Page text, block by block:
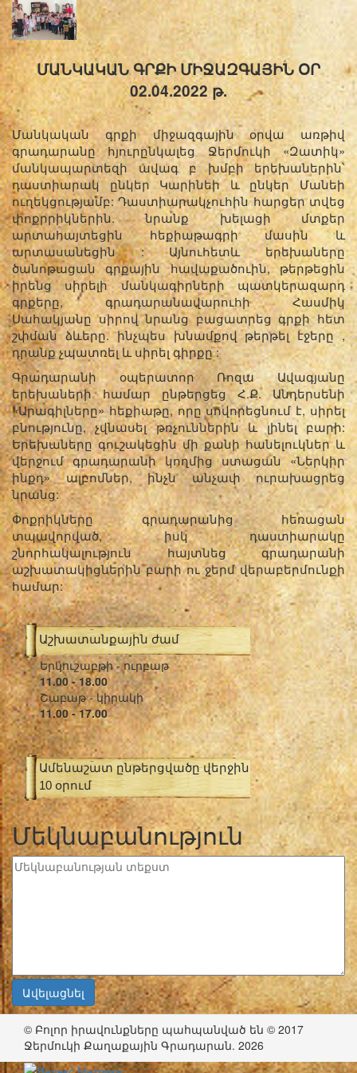
ՄԱՆԿԱԿԱՆ ԳՐՔԻ ՄԻՋԱԶԳԱՅԻՆ ՕՐ
02.04.2022 թ.
Մանկական գրքի միջազգային օրվա առթիվ
գրադարանը հյուրընկալեց Ջերմուկի «Զատիկ»
մանկապարտեզի ավագ բ խմբի երեխաներին՝
դաստիարակ ընկեր Կարինեի և ընկեր Մանեի
ուղեկցությամբ: Դաստիարակչուհին հարցեր տվեց
փոքրրիկներին. նրանք խելացի մտքեր
արտահայտեցին հեքիաթագրի մասին և
արտասանեցին : Այնուհետև երեխաները
ծանոթացան գրքային հավաքածուին, թերթեցին
իրենց սիրելի մանկագիրների պատկերազարդ
գրքերը, գրադարանավարուհի Հասմիկ
Սահակյանը սիրով նրանց բացատրեց գրքի հետ
շփման ձևերը. ինչպես խնամքով թերթել էջերը ,
դրանք չպատռել և սիրել գիրքը :
Գրադարանի օպերատոր Ռոզա Ավագյանը
երեխաների համար ընթերցեց Հ.Ք. Անդերսենի
«Արագիլները» հեքիաթը, որը սովորեցնում է, սիրել
բնությունը, չվնասել թռչուններին և լինել բարի:
Երեխաները գուշակեցին մի քանի հանելուկներ և
վերջում գրադարանի կողմից ստացան «Ներկիր
ինքդ» ալբոմներ, ինչն անչափ ուրախացրեց
նրանց:
Փոքրիկները գրադարանից հեռացան
տպավորված, իսկ դաստիարակը
շնորհակալություն հայտնեց գրադարանի
աշխատակիցներին բարի ու ջերմ վերաբերմունքի
համար:
Աշխատանքային ժամ
Երկուշաբթի - ուրբաթ
11.00 - 18.00
Շաբաթ - կիրակի
11.00 - 17.00
Ամենաշատ ընթերցվածը վերջին
10 օրում
Մեկնաբանություն
© Բոլոր իրավունքները պահպանված են © 2017
Ջերմուկի Քաղաքային Գրադարան. 2026